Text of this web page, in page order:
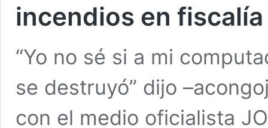
incendios en fiscalía
“Yo no sé si a mi
se destruyó” dijo
con el medio oficialista